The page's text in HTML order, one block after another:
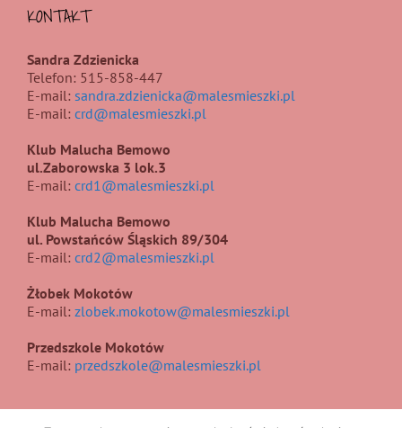
KONTAKT
Sandra Zdzienicka
Telefon: 515-858-447
E-mail: sandra.zdzienicka@malesmieszki.pl
E-mail: crd@malesmieszki.pl
Klub Malucha Bemowo
ul.Zaborowska 3 lok.3
E-mail: crd1@malesmieszki.pl
Klub Malucha Bemowo
ul. Powstańców Śląskich 89/304
E-mail: crd2@malesmieszki.pl
Żłobek Mokotów
E-mail: zlobek.mokotow@malesmieszki.pl
Przedszkole Mokotów
E-mail: przedszkole@malesmieszki.pl